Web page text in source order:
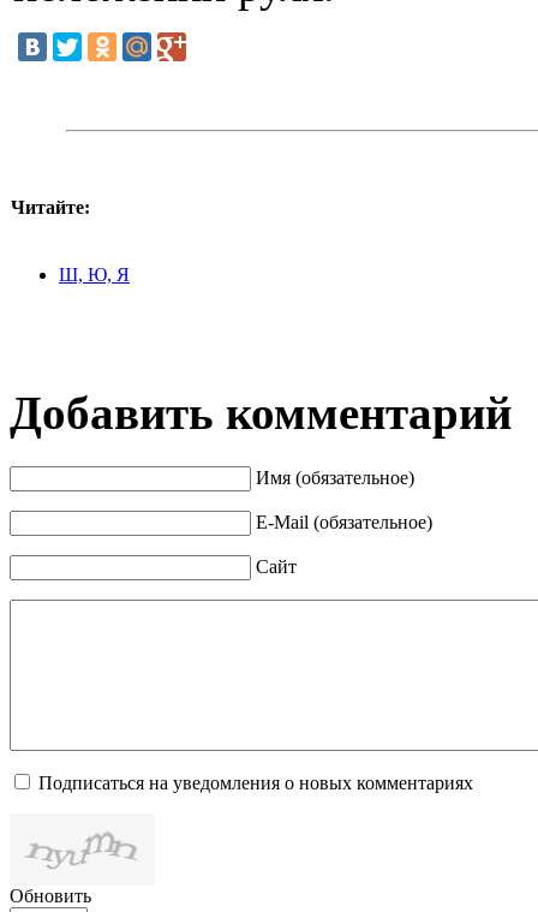
Читайте:
Ш, Ю, Я
Добавить комментарий
Имя (обязательное)
E-Mail (обязательное)
Сайт
Подписаться на уведомления о новых комментариях
Обновить